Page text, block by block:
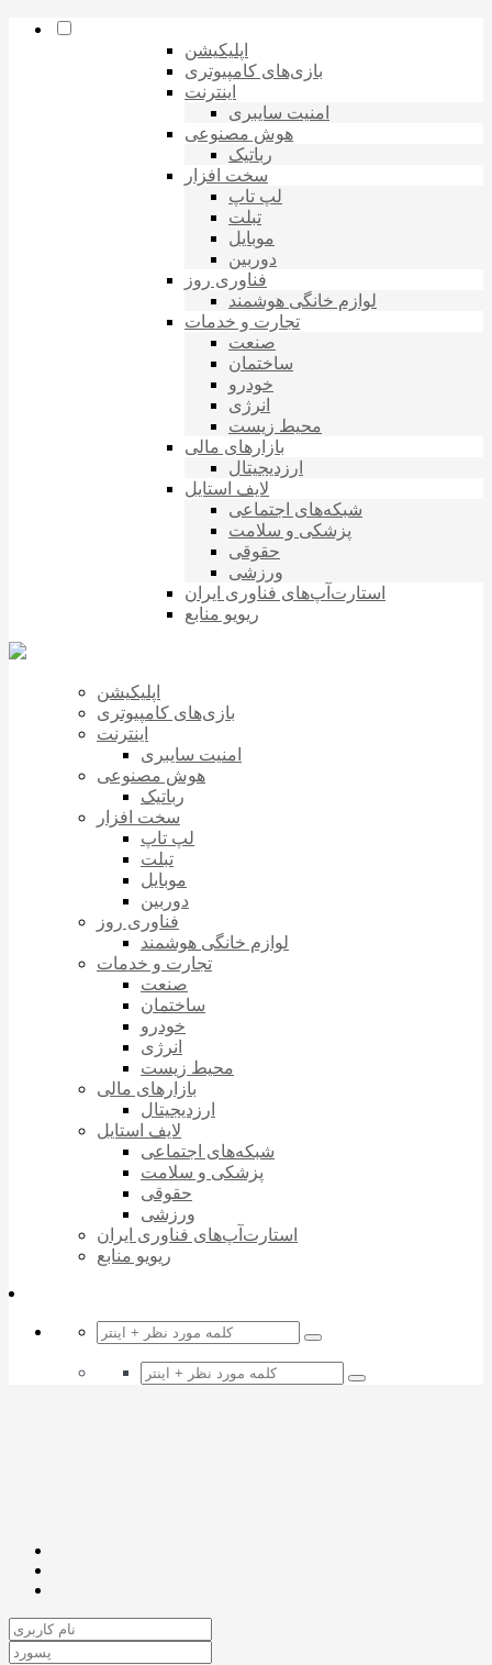
اپلیکیشن
بازی‌های کامپیوتری
اینترنت
امنیت سایبری
هوش مصنوعی
رباتیک
سخت افزار
لپ تاپ
تبلت
موبایل
دوربین
فناوری روز
لوازم خانگی هوشمند
تجارت و خدمات
صنعت
ساختمان
خودرو
انرژی
محیط زیست
بازارهای مالی
ارزدیجیتال
لایف استایل
شبکه‌های اجتماعی
پزشکی و سلامت
حقوقی
ورزشی
استارت‌آپ‌های فناوری ایران
ریویو منابع
اپلیکیشن
بازی‌های کامپیوتری
اینترنت
امنیت سایبری
هوش مصنوعی
رباتیک
سخت افزار
لپ تاپ
تبلت
موبایل
دوربین
فناوری روز
لوازم خانگی هوشمند
تجارت و خدمات
صنعت
ساختمان
خودرو
انرژی
محیط زیست
بازارهای مالی
ارزدیجیتال
لایف استایل
شبکه‌های اجتماعی
پزشکی و سلامت
حقوقی
ورزشی
استارت‌آپ‌های فناوری ایران
ریویو منابع